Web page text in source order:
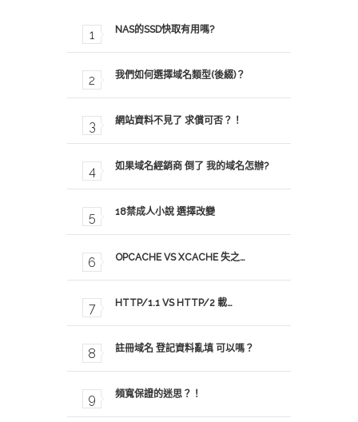
NAS的SSD快取有用嗎?
我們如何選擇域名類型(後綴)？
網站資料不見了 求償可否？！
如果域名經銷商 倒了 我的域名怎辦?
18禁成人小說 選擇改變
OPCACHE VS XCACHE 失之…
HTTP/1.1 VS HTTP/2 載…
註冊域名 登記資料亂填 可以嗎？
頻寬保證的迷思？！